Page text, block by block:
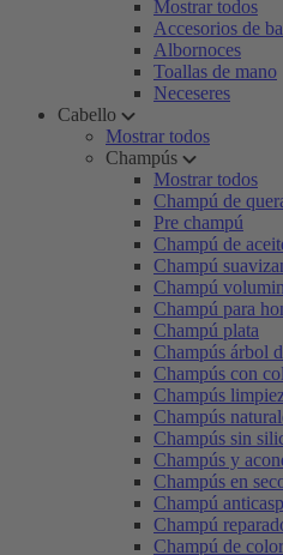
Mostrar todos
Accesorios de
Albornoces
Toallas de mano
Neceseres
Cabello
Mostrar todos
Champús
Mostrar todos
Champú de
Pre champú
Champú de
Champú
Champú
Champú para
Champú plata
Champús árbol
Champús con
Champús
Champús
Champús sin
Champús y
Champús en
Champú
Champú
Champú de color